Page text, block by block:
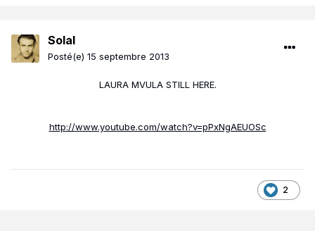
Solal
Posté(e) 15 septembre 2013
LAURA MVULA STILL HERE.
http://www.youtube.com/watch?v=pPxNgAEUOSc
2